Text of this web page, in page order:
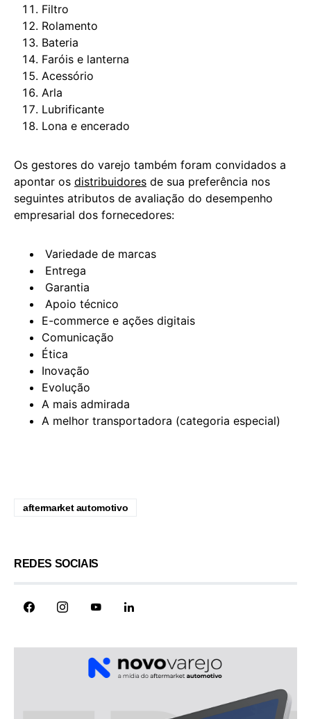
Filtro
Rolamento
Bateria
Faróis e lanterna
Acessório
Arla
Lubrificante
Lona e encerado
Os gestores do varejo também foram convidados a
apontar os distribuidores de sua preferência nos
seguintes atributos de avaliação do desempenho
empresarial dos fornecedores:
Variedade de marcas
Entrega
Garantia
Apoio técnico
E-commerce e ações digitais
Comunicação
Ética
Inovação
Evolução
A mais admirada
A melhor transportadora (categoria especial)
aftermarket automotivo
REDES SOCIAIS